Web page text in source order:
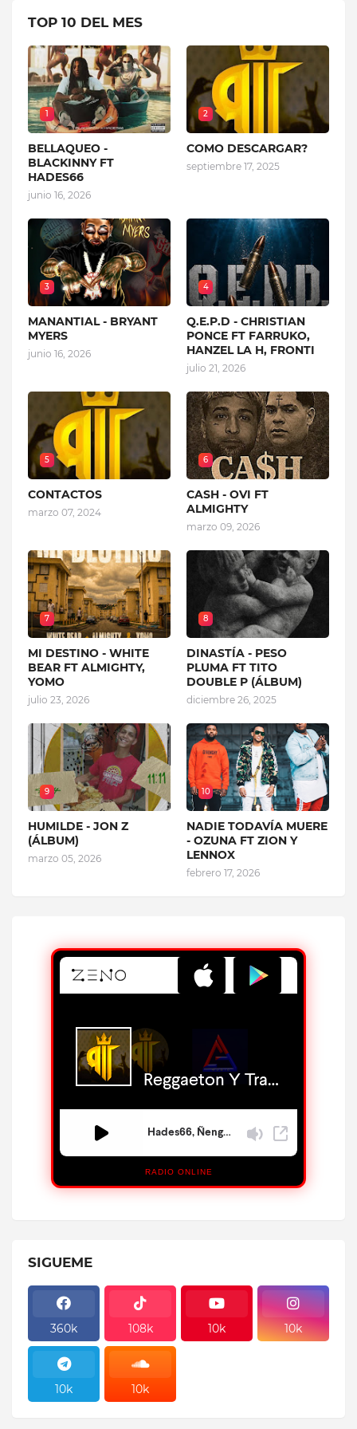
TOP 10 DEL MES
1
BELLAQUEO -
BLACKINNY FT
HADES66
junio 16, 2026
2
COMO DESCARGAR?
septiembre 17, 2025
3
MANANTIAL - BRYANT
MYERS
junio 16, 2026
4
Q.E.P.D - CHRISTIAN
PONCE FT FARRUKO,
HANZEL LA H, FRONTI
julio 21, 2026
5
CONTACTOS
marzo 07, 2024
6
CASH - OVI FT
ALMIGHTY
marzo 09, 2026
7
MI DESTINO - WHITE
BEAR FT ALMIGHTY,
YOMO
julio 23, 2026
8
DINASTÍA - PESO
PLUMA FT TITO
DOUBLE P (ÁLBUM)
diciembre 26, 2025
9
HUMILDE - JON Z
(ÁLBUM)
marzo 05, 2026
10
NADIE TODAVÍA MUERE
- OZUNA FT ZION Y
LENNOX
febrero 17, 2026
RADIO ONLINE
SIGUEME
360k 108k 10k 10k
10k 10k